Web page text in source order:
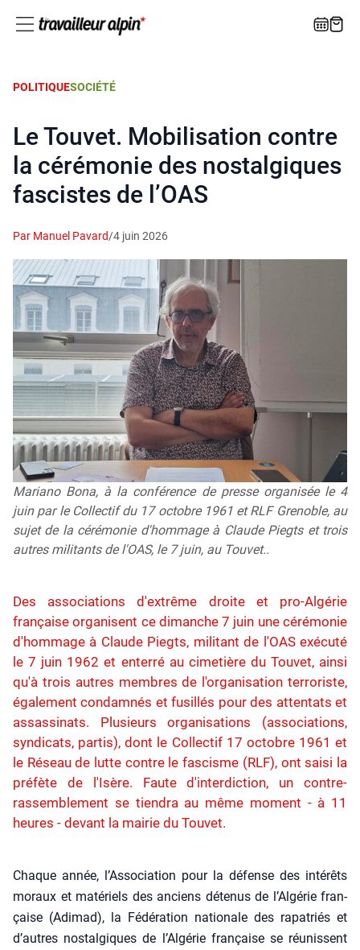
POLITIQUESOCIÉTÉ
Le Touvet. Mobilisation contre
la cérémonie des nostalgiques
fascistes de l’OAS
Par Manuel Pavard/4 juin 2026
Mariano Bona, à la conférence de presse organisée le 4
juin par le Collectif du 17 octobre 1961 et RLF Grenoble, au
sujet de la cérémonie d'hommage à Claude Piegts et trois
autres militants de l'OAS, le 7 juin, au Touvet..
Des associations d'extrême droite et pro-Algérie
française organisent ce dimanche 7 juin une cérémonie
d'hommage à Claude Piegts, militant de l'OAS exécuté
le 7 juin 1962 et enterré au cimetière du Touvet, ainsi
qu'à trois autres membres de l'organisation terroriste,
également condamnés et fusillés pour des attentats et
assassinats. Plusieurs organisations (associations,
syndicats, partis), dont le Collectif 17 octobre 1961 et
le Réseau de lutte contre le fascisme (RLF), ont saisi la
préfète de l'Isère. Faute d'interdiction, un contre-
rassemblement se tiendra au même moment - à 11
heures - devant la mairie du Touvet.
Chaque année, l’As­so­cia­tion pour la défense des inté­rêts
moraux et maté­riels des anciens déte­nus de l’Al­gé­rie fran­
çaise (Adi­mad), la Fédé­ra­tion natio­nale des rapa­triés et
d’autres nos­tal­giques de l’Al­gé­rie fran­çaise se réunissent